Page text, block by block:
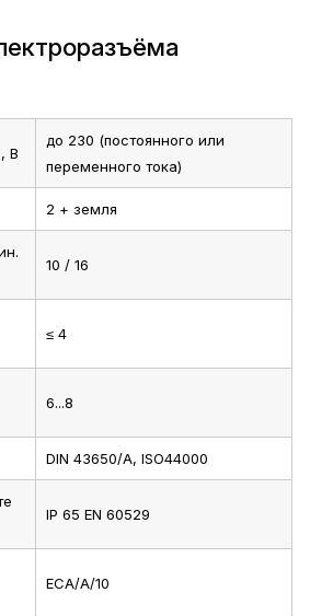
В
до 230 (постоянного или
переменного тока)
2 + земля
10 / 16
≤ 4
6...8
DIN 43650/A, ISO44000
IP 65 EN 60529
ECA/A/10